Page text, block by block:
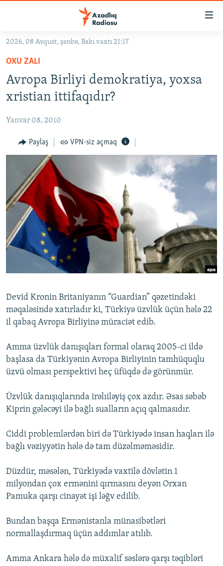
Əsas
qayıt
Əsas
naviqasiyaya
qayıt
KORRUPSIOMETR
FƏRQƏ BAX
QANUNI DOĞRU
ARAŞDIRMA
MULTIMEDIA
VIDEO
FOTOQALEREYA
İNFOQRAFIKA
KARIKATURA
RADIO ARXIV
OXU ZALI
AZƏRBAYCAN ƏDƏBIYYATI KITABXANASI
İSLAM VƏ DEMOKRATIYA
İZ - MƏDƏNIYYƏT PROQRAMI
HAQQIMIZDA
MISSIYAMIZ
PEŞƏ ETIKASI VƏ JURNALISTIKA STANDARTLARIMIZ
MATERIALLARIMIZDAN ISTIFADƏ
BIZIMLƏ ƏLAQƏ
XƏBƏR BÜLLETENLƏRIMIZ
BIZI IZLƏ
2026, 08 Avqust, şənbə, Bakı vaxtı 21:17
OXU ZALI
Avropa Birliyi demokratiya, yoxsa
xristian ittifaqıdır?
Yanvar 08, 2010
Paylaş VPN-siz açmaq
Devid Kronin Britaniyanın “Guardian” qəzetindəki
məqaləsində xatırladır ki, Türkiyə üzvlük üçün hələ 22
il qabaq Avropa Birliyinə müraciət edib.
Amma üzvlük danışıqları formal olaraq 2005-ci ildə
başlasa da Türkiyənin Avropa Birliyinin tamhüquqlu
üzvü olması perspektivi heç üfüqdə də görünmür.
Üzvlük danışıqlarında irəlıiləyiş çox azdır. Əsas səbəb
Kiprin gələcəyi ilə bağlı sualların açıq qalmasıdır.
Ciddi problemlərdən biri də Türkiyədə insan haqları ilə
bağlı vəziyyətin hələ də tam düzəlməməsidir.
Düzdür, məsələn, Türkiyədə vaxtilə dövlətin 1
milyondan çox ermənini qırmasını deyən Orxan
Pamuka qarşı cinayət işi ləğv edilib.
Bundan başqa Ermənistanla münasibətləri
normallaşdırmaq üçün addımlar atılıb.
Amma Ankara hələ də müxalif səslərə qarşı təqibləri